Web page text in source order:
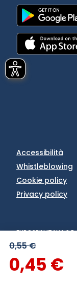
0,55 €
0,45 €
Accessibilità
Whistleblowing
Cookie policy
Privacy policy
EUROSPIN ITALIA
SOCIETÀ DEL
MARTINO BUON
IVA 02536510239
VERSIONE: 1.6.0